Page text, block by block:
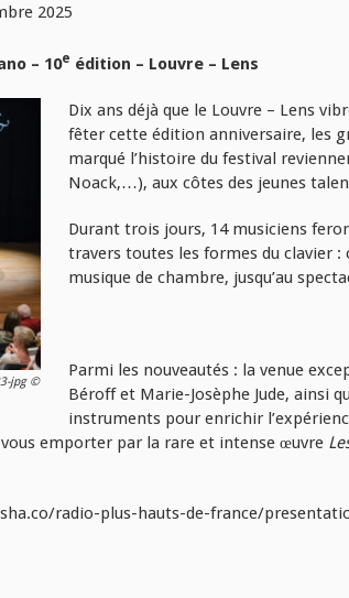
2025
– 10e édition – Louvre – Lens
jpg ©
Dix ans déjà que le Louvre – Lens
fêter cette édition anniversaire, les
marqué l’histoire du festival
Noack,…), aux côtes des jeunes
Durant trois jours, 14 musiciens
travers toutes les formes du clavier :
musique de chambre, jusqu’au
Parmi les nouveautés : la venue
Béroff et Marie-Josèphe Jude, ainsi
instruments pour enrichir
emporter par la rare et intense œuvre
radio-plus-hauts-de-france/